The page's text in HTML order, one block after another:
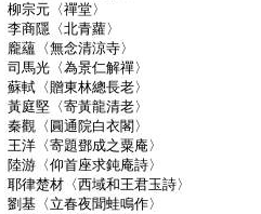
柳宗元〈禪堂〉
李商隱〈北青蘿〉
龐蘊〈無念清涼寺〉
司馬光〈為景仁解禪〉
蘇軾〈贈東林總長老〉
黃庭堅〈寄黃龍清老〉
秦觀〈圓通院白衣閣〉
王洋〈寄題鄧成之粟庵〉
陸游〈仰首座求鈍庵詩〉
耶律楚材〈西域和王君玉詩〉
劉基〈立春夜聞蛙鳴作〉